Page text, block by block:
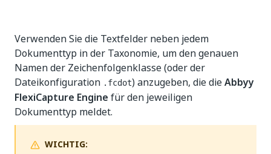
Verwenden Sie die Textfelder neben jedem
Dokumenttyp in der Taxonomie, um den genauen
Namen der Zeichenfolgenklasse (oder der
Dateikonfiguration .fcdot) anzugeben, die dieAbbyy
FlexiCapture Engine für den jeweiligen
Dokumenttyp meldet.
WICHTIG: